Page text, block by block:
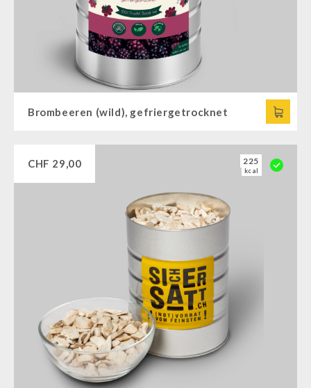
Brombeeren (wild), gefriergetrocknet
CHF 29,00 225
kcal